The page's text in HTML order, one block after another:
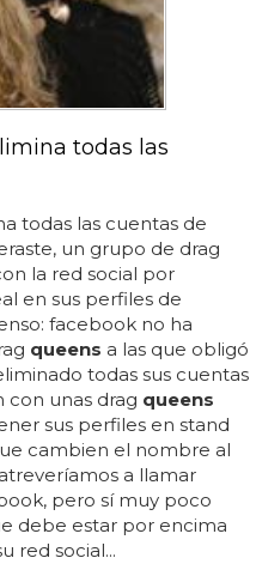
todas las
todas las cuentas de
un grupo de drag
la red social por
en sus perfiles de
facebook no ha
queens a las que obligó
todas sus cuentas
con unas drag queens
sus perfiles en stand
cambien el nombre al
a llamar
pero sí muy poco
debe estar por encima
red social...